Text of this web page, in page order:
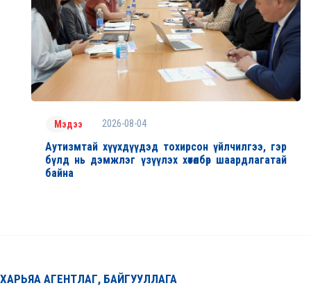
Мэдээ 2026-08-04
Аутизмтай хүүхдүүдэд тохирсон үйлчилгээ, гэр
бүлд нь дэмжлэг үзүүлэх хөтөлбөр шаардлагатай
байна
ХАРЬЯА АГЕНТЛАГ, БАЙГУУЛЛАГА